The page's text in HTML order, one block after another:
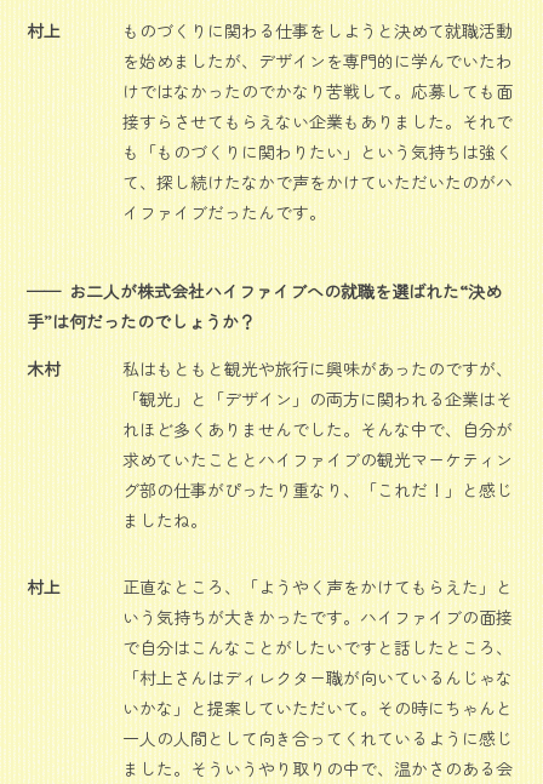
村上
ものづくりに関わる仕事をしようと決めて就職活動
を始めましたが、デザインを専門的に学んでいたわ
けではなかったのでかなり苦戦して。応募しても面
接すらさせてもらえない企業もありました。それで
も「ものづくりに関わりたい」という気持ちは強く
て、探し続けたなかで声をかけていただいたのがハ
イファイブだったんです。
お二人が株式会社ハイファイブへの就職を選ばれた“決め
手”は何だったのでしょうか？
木村
私はもともと観光や旅行に興味があったのですが、
「観光」と「デザイン」の両方に関われる企業はそ
れほど多くありませんでした。そんな中で、自分が
求めていたこととハイファイブの観光マーケティン
グ部の仕事がぴったり重なり、「これだ！」と感じ
ましたね。
村上
正直なところ、「ようやく声をかけてもらえた」と
いう気持ちが大きかったです。ハイファイブの面接
で自分はこんなことがしたいですと話したところ、
「村上さんはディレクター職が向いているんじゃな
いかな」と提案していただいて。その時にちゃんと
一人の人間として向き合ってくれているように感じ
ました。そういうやり取りの中で、温かさのある会